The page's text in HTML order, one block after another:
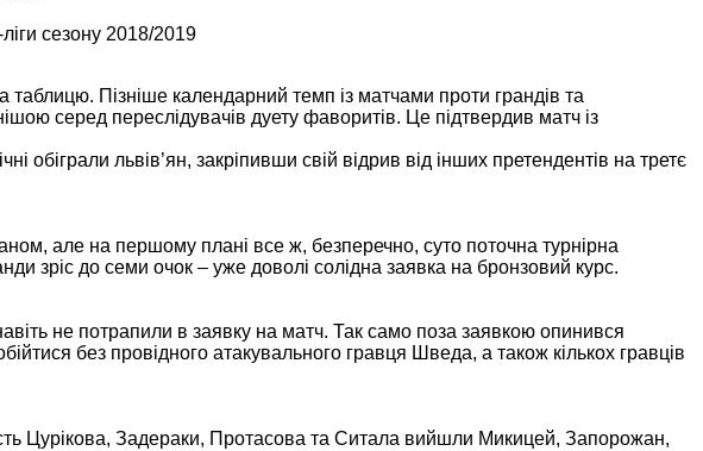
сезону 2018/2019
Пізніше календарний темп із матчами проти грандів та
серед переслідувачів дуету фаворитів. Це підтвердив матч із
львів’ян, закріпивши свій відрив від інших претендентів на третє
але на першому плані все ж, безперечно, суто поточна турнірна
зріс до семи очок – уже доволі солідна заявка на бронзовий курс.
не потрапили в заявку на матч. Так само поза заявкою опинився
без провідного атакувального гравця Шведа, а також кількох гравців
Цурікова, Задераки, Протасова та Ситала вийшли Микицей, Запорожан,